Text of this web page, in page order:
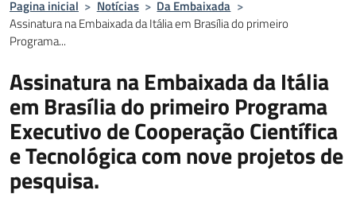
Pagina inicial > Notícias > Da Embaixada >
Assinatura na Embaixada da Itália em Brasília do primeiro
Programa...
Assinatura na Embaixada da Itália
em Brasília do primeiro Programa
Executivo de Cooperação Científica
e Tecnológica com nove projetos de
pesquisa.